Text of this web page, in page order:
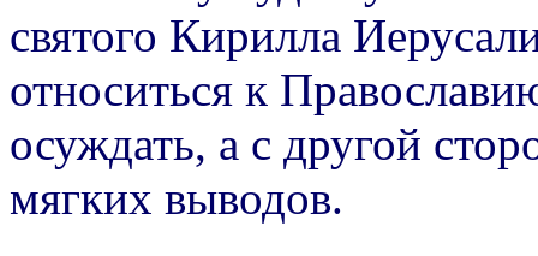
святого Кирилла
относиться к
осуждать, а с другой
мягких выводов.